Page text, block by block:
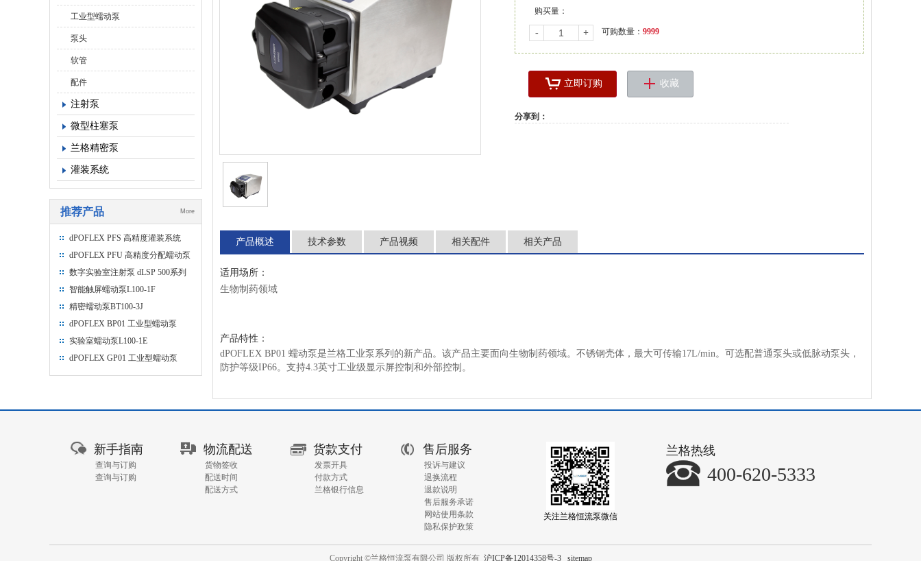
工业型蠕动泵
泵头
软管
配件
注射泵
微型柱塞泵
兰格精密泵
灌装系统
推荐产品 More
dPOFLEX PFS 高精度灌装系统
dPOFLEX PFU 高精度分配蠕动泵
数字实验室注射泵 dLSP 500系列
智能触屏蠕动泵L100-1F
精密蠕动泵BT100-3J
dPOFLEX BP01 工业型蠕动泵
实验室蠕动泵L100-1E
dPOFLEX GP01 工业型蠕动泵
购买量：
- + 可购数量： 9999
立即订购 收藏
分享到：
产品概述 技术参数 产品视频 相关配件 相关产品
适用场所：
⽣物制药领域
产品特性：
dPOFLEX BP01 蠕动泵是兰格工业泵系列的新产品。 该产品主要面向生物制药领域。不锈钢壳体，最大可传输17L/min。可选配普通泵头或低脉动泵头，
防护等级IP66。支持4.3英寸工业级显示屏控制和外部控制。
新手指南
查询与订购
查询与订购
物流配送
货物签收
配送时间
配送方式
货款支付
发票开具
付款方式
兰格银行信息
售后服务
投诉与建议
退换流程
退款说明
售后服务承诺
网站使用条款
隐私保护政策
关注兰格恒流泵微信
兰格热线
400-620-5333
Copyright ©兰格恒流泵有限公司 版权所有 沪ICP备12014358号-3 sitemap